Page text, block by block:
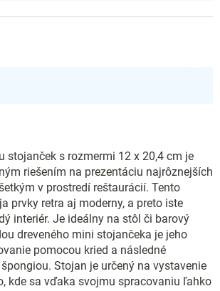
stojanček s rozmermi 12 x 20,4 cm je
riešením na prezentáciu najrôznejších
v prostredí reštaurácií. Tento
prvky retra aj moderny, a preto iste
interiér. Je ideálny na stôl či barový
dreveného mini stojančeka je jeho
pomocou kried a následné
Stojan je určený na vystavenie
kde sa vďaka svojmu spracovaniu ľahko